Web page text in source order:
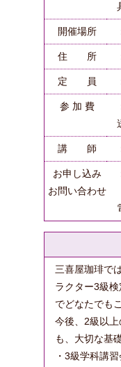
開催場所
住 所
定 員
参 加 費
講 師
お申し込み
お問い合わせ
三喜屋珈琲で
ラクター3級
でどなたでも
今後、2級以
も、大切な基
・3級学科講